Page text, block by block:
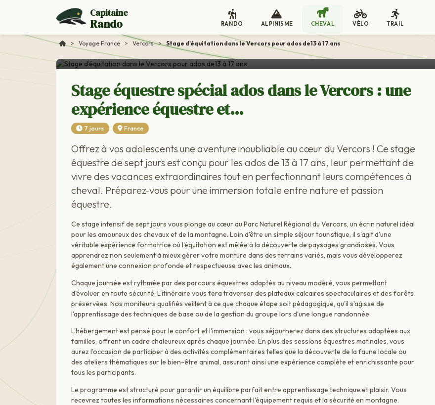
Capitaine
Rando RANDO ALPINISME CHEVAL VÉLO TRAIL
> Voyage France > Vercors > Stage d'équitation dans le Vercors pour ados de13 à 17 ans
Voyage France
Stage d'équitation dans le Vercors pour ados de13 à
Stage équestre spécial ados dans le Vercors : une
expérience équestre et…
7 jours France
Offrez à vos adolescents une aventure inoubliable au cœur du Vercors ! Ce stage
équestre de sept jours est conçu pour les ados de 13 à 17 ans, leur permettant de
vivre des vacances extraordinaires tout en perfectionnant leurs compétences à
cheval. Préparez-vous pour une immersion totale entre nature et passion
équestre.
Ce stage intensif de sept jours vous plonge au cœur du Parc Naturel Régional du Vercors, un écrin naturel idéal
pour les amoureux des chevaux et de la montagne. Loin d'être un simple séjour touristique, il s'agit d'une
véritable expérience formatrice où l'équitation est mêlée à la découverte de paysages grandioses. Vous
apprendrez non seulement à mieux gérer votre monture dans des terrains variés, mais vous développerez
également une connexion profonde et respectueuse avec les animaux.
Chaque journée est rythmée par des parcours équestres adaptés au niveau modéré, vous permettant
d'évoluer en toute sécurité. L'itinéraire vous fera traverser des plateaux calcaires spectaculaires et des forêts
préservées. Nos moniteurs qualifiés veillent à ce que chaque étape soit pédagogique, qu'il s'agisse de
l'apprentissage des techniques de base ou de la gestion du groupe lors d'une longue randonnée.
L'hébergement est pensé pour le confort et l'immersion : vous séjournerez dans des structures adaptées aux
familles, offrant un cadre chaleureux après chaque journée. En plus des sessions équestres matinales, vous
aurez l'occasion de participer à des activités complémentaires telles que la découverte de la faune locale ou
des ateliers thématiques sur le bien-être animal, assurant ainsi une expérience complète et enrichissante pour
tous les participants.
Le programme est structuré pour garantir un équilibre parfait entre apprentissage technique et plaisir. Vous
recevrez toutes les informations nécessaires concernant l'équipement requis et la sécurité en montagne.